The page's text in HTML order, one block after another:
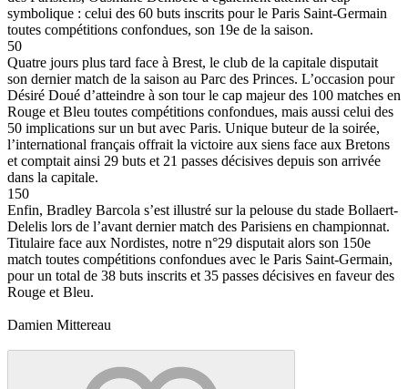
symbolique : celui des 60 buts inscrits pour le Paris Saint-Germain
toutes compétitions confondues, son 19e de la saison.
50
Quatre jours plus tard face à Brest, le club de la capitale disputait
son dernier match de la saison au Parc des Princes. L’occasion pour
Désiré Doué d’atteindre à son tour le cap majeur des 100 matches en
Rouge et Bleu toutes compétitions confondues, mais aussi celui des
50 implications sur un but avec Paris. Unique buteur de la soirée,
l’international français offrait la victoire aux siens face aux Bretons
et comptait ainsi 29 buts et 21 passes décisives depuis son arrivée
dans la capitale.
150
Enfin, Bradley Barcola s’est illustré sur la pelouse du stade Bollaert-
Delelis lors de l’avant dernier match des Parisiens en championnat.
Titulaire face aux Nordistes, notre n°29 disputait alors son 150e
match toutes compétitions confondues avec le Paris Saint-Germain,
pour un total de 38 buts inscrits et 35 passes décisives en faveur des
Rouge et Bleu.
Damien Mittereau